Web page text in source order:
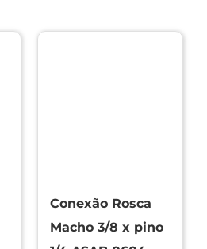
Conexão Rosca
Macho 3/8 x pino